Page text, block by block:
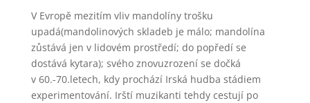
V Evropě mezitím vliv mandolíny trošku
upadá(mandolinových skladeb je málo; mandolína
zůstává jen v lidovém prostředí; do popředí se
dostává kytara); svého znovuzrození se dočká
v 60.-70.letech, kdy prochází Irská hudba stádiem
experimentování. Irští muzikanti tehdy cestují po